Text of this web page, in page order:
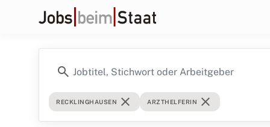
search
RECKLINGHAUSEN close ARZTHELFERIN close